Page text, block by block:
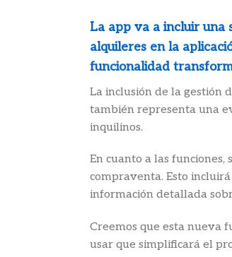
La app va a incluir una
alquileres en la
funcionalidad
La inclusión de la gestión
también representa una
inquilinos.
En cuanto a las
compraventa. Esto
información detallada
Creemos que esta nueva
usar que simplificará el